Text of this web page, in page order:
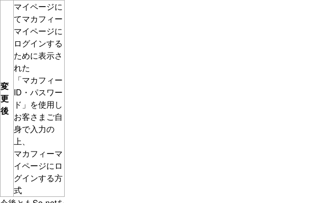
変
更
後
マイページに
てマカフィー
マイページに
ログインする
ために表示さ
れた
「マカフィー
ID・パスワー
ド」を使用し
お客さまご自
身で入力の
上、
マカフィーマ
イページにロ
グインする方
式